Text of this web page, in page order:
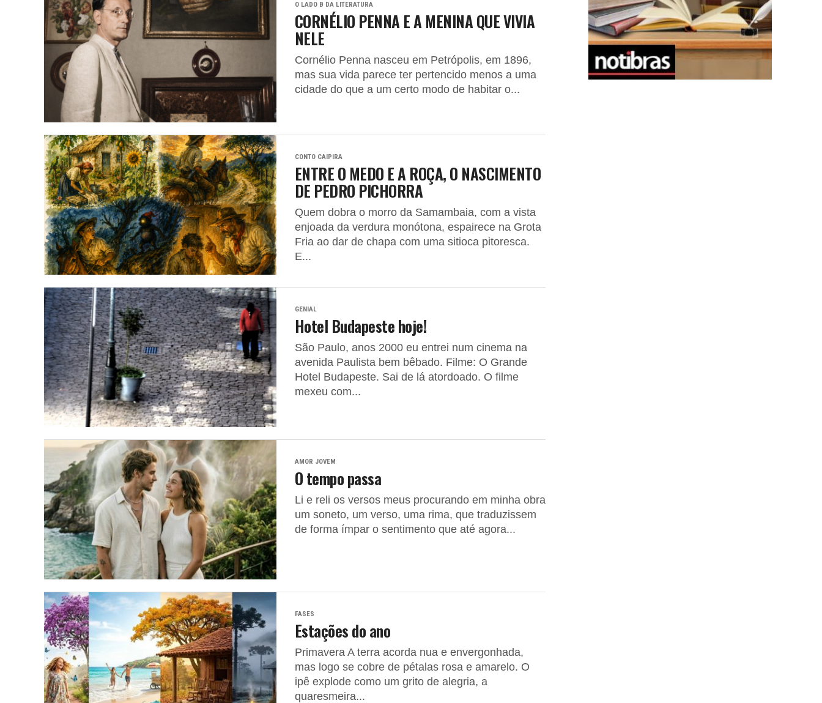
O LADO B DA LITERATURA
CORNÉLIO PENNA E A MENINA QUE VIVIA
NELE
Cornélio Penna nasceu em Petrópolis, em 1896,
mas sua vida parece ter pertencido menos a uma
cidade do que a um certo modo de habitar o...
CONTO CAIPIRA
ENTRE O MEDO E A ROÇA, O NASCIMENTO
DE PEDRO PICHORRA
Quem dobra o morro da Samambaia, com a vista
enjoada da verdura monótona, espairece na Grota
Fria ao dar de chapa com uma sitioca pitoresca.
E...
GENIAL
Hotel Budapeste hoje!
São Paulo, anos 2000 eu entrei num cinema na
avenida Paulista bem bêbado. Filme: O Grande
Hotel Budapeste. Sai de lá atordoado. O filme
mexeu com...
AMOR JOVEM
O tempo passa
Li e reli os versos meus procurando em minha obra
um soneto, um verso, uma rima, que traduzissem
de forma ímpar o sentimento que até agora...
FASES
Estações do ano
Primavera A terra acorda nua e envergonhada,
mas logo se cobre de pétalas rosa e amarelo. O
ipê explode como um grito de alegria, a
quaresmeira...